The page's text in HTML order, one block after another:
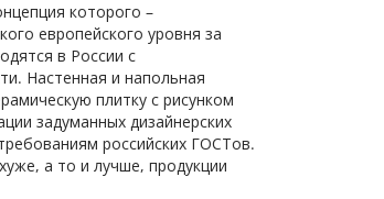
которого –
европейского уровня за
в России с
Настенная и напольная
плитку с рисунком
задуманных дизайнерских
российских ГОСТов.
а то и лучше, продукции